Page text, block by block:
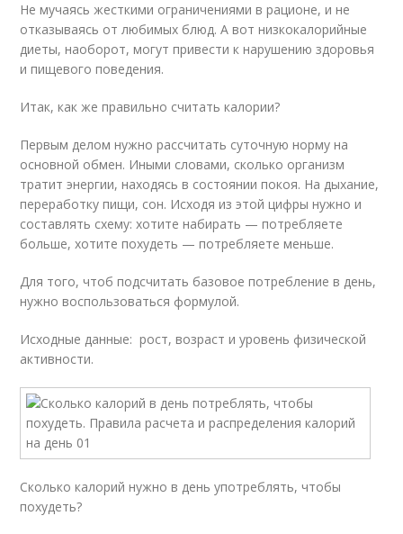
Не мучаясь жесткими ограничениями в рационе, и не
отказываясь от любимых блюд. А вот низкокалорийные
диеты, наоборот, могут привести к нарушению здоровья
и пищевого поведения.
Итак, как же правильно считать калории?
Первым делом нужно рассчитать суточную норму на
основной обмен. Иными словами, сколько организм
тратит энергии, находясь в состоянии покоя. На дыхание,
переработку пищи, сон. Исходя из этой цифры нужно и
составлять схему: хотите набирать — потребляете
больше, хотите похудеть — потребляете меньше.
Для того, чтоб подсчитать базовое потребление в день,
нужно воспользоваться формулой.
Исходные данные: рост, возраст и уровень физической
активности.
Сколько калорий нужно в день употреблять, чтобы
похудеть?